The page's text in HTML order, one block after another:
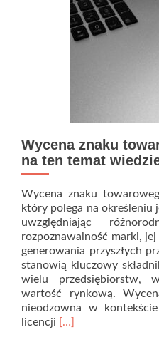
Wycena znaku
na ten temat
Wycena znaku
który polega na określeniu
uwzględniając
rozpoznawalność marki,
generowania przyszłych
stanowią kluczowy
wielu przedsiębiorstw,
wartość rynkową.
nieodzowna w
licencji Read
[…]